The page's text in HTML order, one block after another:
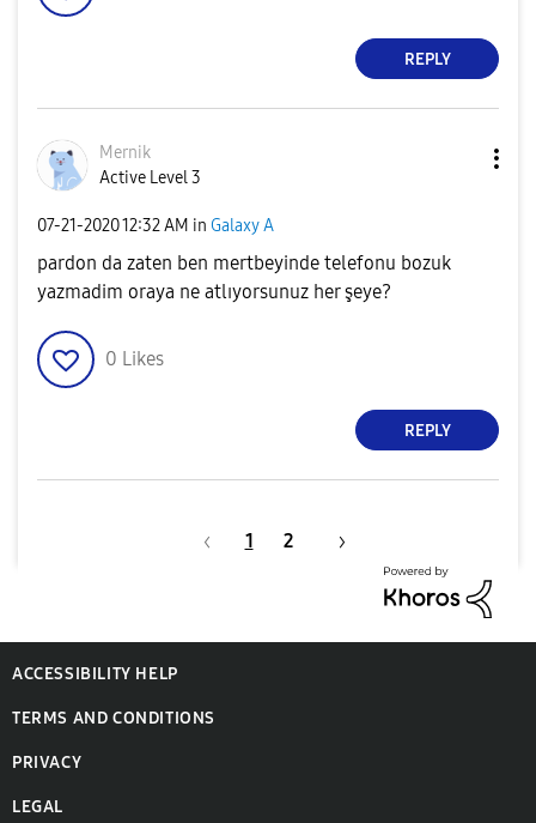
REPLY
Mernik
Active Level 3
‎07-21-202012:32 AM in Galaxy A
pardon da zaten ben mertbeyinde telefonu bozuk
yazmadim oraya ne atlıyorsunuz her şeye?
0 Likes
REPLY
1 2
ACCESSIBILITY HELP
TERMS AND CONDITIONS
PRIVACY
LEGAL